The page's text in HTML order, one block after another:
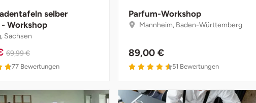
selber
Workshop
Sachsen
69,99 €
77 Bewertungen
Parfum-Workshop
Mannheim, Baden-Württemberg
89,00 €
51 Bewertungen